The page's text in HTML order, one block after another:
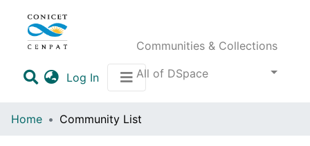
Communities & Collections
All of DSpace
Log In(current)
Home Community List